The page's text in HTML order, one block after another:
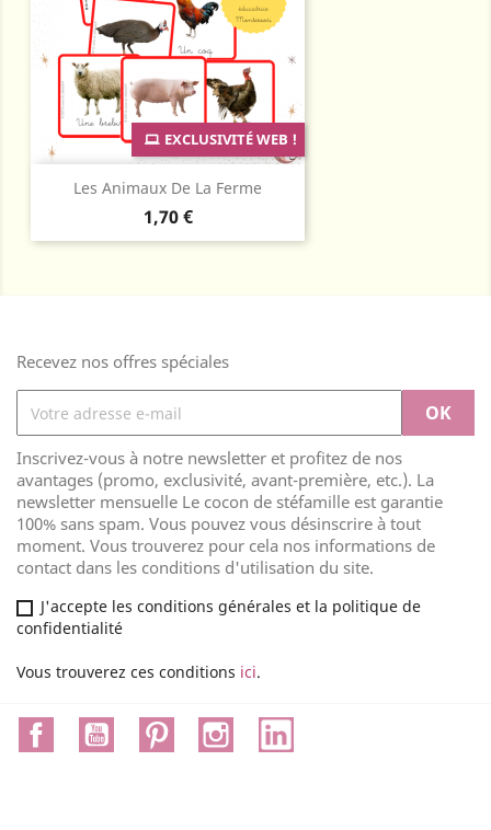
Les Animaux De La Ferme
Prix
1,70 €
EXCLUSIVITÉ WEB !
Recevez nos offres spéciales
Inscrivez-vous à notre newsletter et profitez de nos
avantages (promo, exclusivité, avant-première, etc.). La
newsletter mensuelle Le cocon de stéfamille est garantie
100% sans spam. Vous pouvez vous désinscrire à tout
moment. Vous trouverez pour cela nos informations de
contact dans les conditions d'utilisation du site.
J'accepte les conditions générales et la politique de
confidentialité
Vous trouverez ces conditions ici.
FacebookYouTube Pinterest Instagram